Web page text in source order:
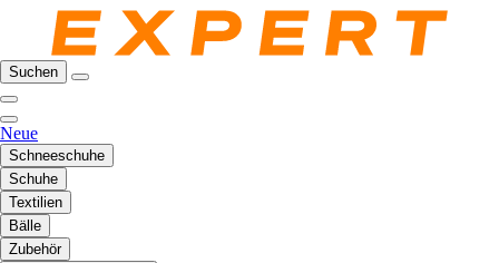
Suchen
Neue
Schneeschuhe
Schuhe
Textilien
Bälle
Zubehör